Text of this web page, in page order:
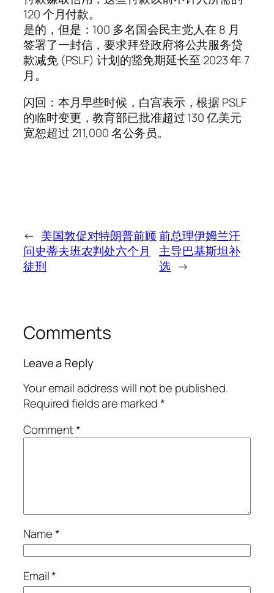
120 个月付款。
是的，但是：100 多名国会民主党人在 8 月
签署了一封信，要求拜登政府将公共服务贷
款减免 (PSLF) 计划的豁免期延长至 2023 年 7
月。
闪回：本月早些时候，白宫表示，根据 PSLF
的临时变更，教育部已批准超过 130 亿美元
宽恕超过 211,000 名公务员。
← 美国敦促对特朗普前顾
问史蒂夫班农判处六个月
徒刑
前总理伊姆兰汗
主导巴基斯坦补
选 →
Comments
Leave a Reply
Your email address will not be published.
Required fields are marked*
Comment*
Name*
Email*